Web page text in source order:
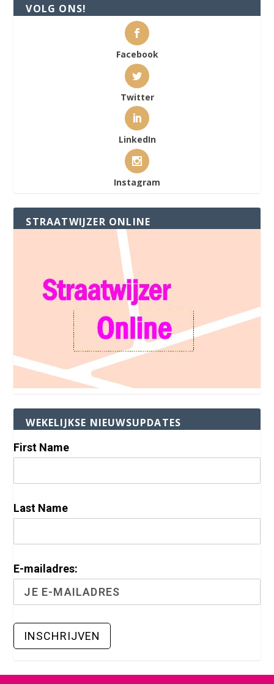
VOLG ONS!
Facebook
Twitter
LinkedIn
Instagram
STRAATWIJZER ONLINE
WEKELIJKSE NIEUWSUPDATES
First Name
Last Name
E-mailadres: